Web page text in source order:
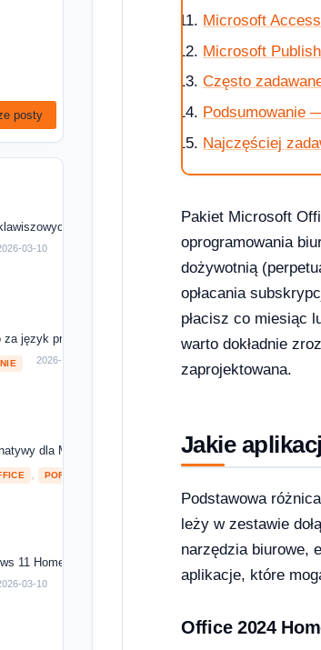
posty
Windows 11 i 10 — kompletna ściąga [2026]
03-10
język programowania?
2026-03-10
dla Microsoft Office — porównanie 6 pakietów w 2026
POROWNANIA I RANKINGI 2026-03-10
11 Home vs Windows 11 Pro – porównanie wersji
03-10
Microsoft
Microsoft
Często
Podsumowanie
Najczęściej
Pakiet Microsoft
oprogramowania
dożywotnią
opłacania
płacisz co miesiąc
warto dokładnie
zaprojektowana.
Jakie
Podstawowa
leży w zestawie
narzędzia biurowe,
aplikacje, które
Office 2024